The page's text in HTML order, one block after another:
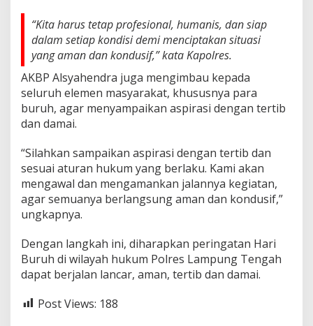
“Kita harus tetap profesional, humanis, dan siap
dalam setiap kondisi demi menciptakan situasi
yang aman dan kondusif,” kata Kapolres.
AKBP Alsyahendra juga mengimbau kepada
seluruh elemen masyarakat, khususnya para
buruh, agar menyampaikan aspirasi dengan tertib
dan damai.
“Silahkan sampaikan aspirasi dengan tertib dan
sesuai aturan hukum yang berlaku. Kami akan
mengawal dan mengamankan jalannya kegiatan,
agar semuanya berlangsung aman dan kondusif,”
ungkapnya.
Dengan langkah ini, diharapkan peringatan Hari
Buruh di wilayah hukum Polres Lampung Tengah
dapat berjalan lancar, aman, tertib dan damai.
Post Views: 188